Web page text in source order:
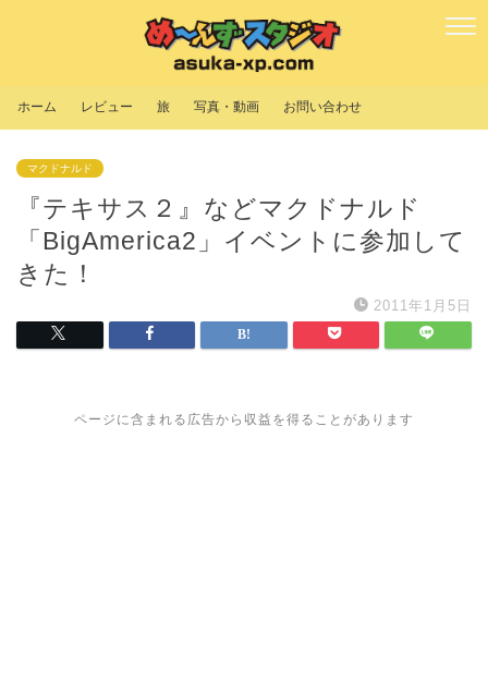
ホーム レビュー 旅 写真・動画 お問い合わせ
マクドナルド
『テキサス２』などマクドナルド
「BigAmerica2」イベントに参加して
きた！
2011年1月5日
ページに含まれる広告から収益を得ることがあります